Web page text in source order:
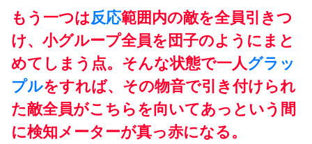
もう一つは反応範囲内の敵を全員引きつ
け、小グループ全員を団子のようにまと
めてしまう点。そんな状態で一人グラッ
プルをすれば、その物音で引き付けられ
た敵全員がこちらを向いてあっという間
に検知メーターが真っ赤になる。